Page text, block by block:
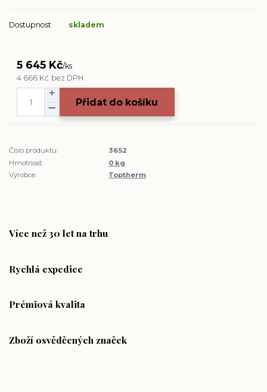
Dostupnost skladem
5 645 Kč/ks
4 666 Kč bez DPH
Přidat do košíku
Číslo produktu:
3652
Hmotnost:
0 kg
Výrobce:
Toptherm
Více než 30 let na trhu
Rychlá expedice
Prémiová kvalita
Zboží osvědčených značek